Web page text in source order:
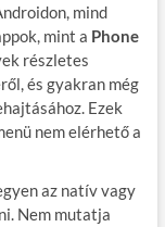
mind
mint a Phone
részletes
és gyakran még
Ezek
nem elérhető a
az natív vagy
Nem mutatja